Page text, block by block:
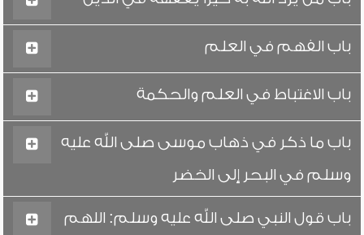
باب الفهم في العلم
باب الاغتباط في العلم والحكمة
باب ما ذكر في ذهاب موسى صلى الله عليه
وسلم في البحر إلى الخضر
باب قول النبي صلى الله عليه وسلم: اللهم